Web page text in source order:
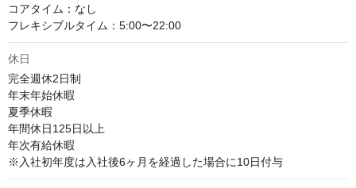
コアタイム：なし
フレキシブルタイム：5:00〜22:00
休日
完全週休2日制
年末年始休暇
夏季休暇
年間休日125日以上
年次有給休暇
※入社初年度は入社後6ヶ月を経過した場合に10日付与